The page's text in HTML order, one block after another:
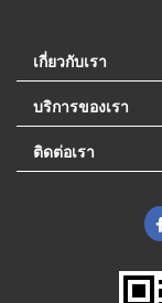
เกี่ยวกับเรา
บริการของเรา
ติดต่อเรา